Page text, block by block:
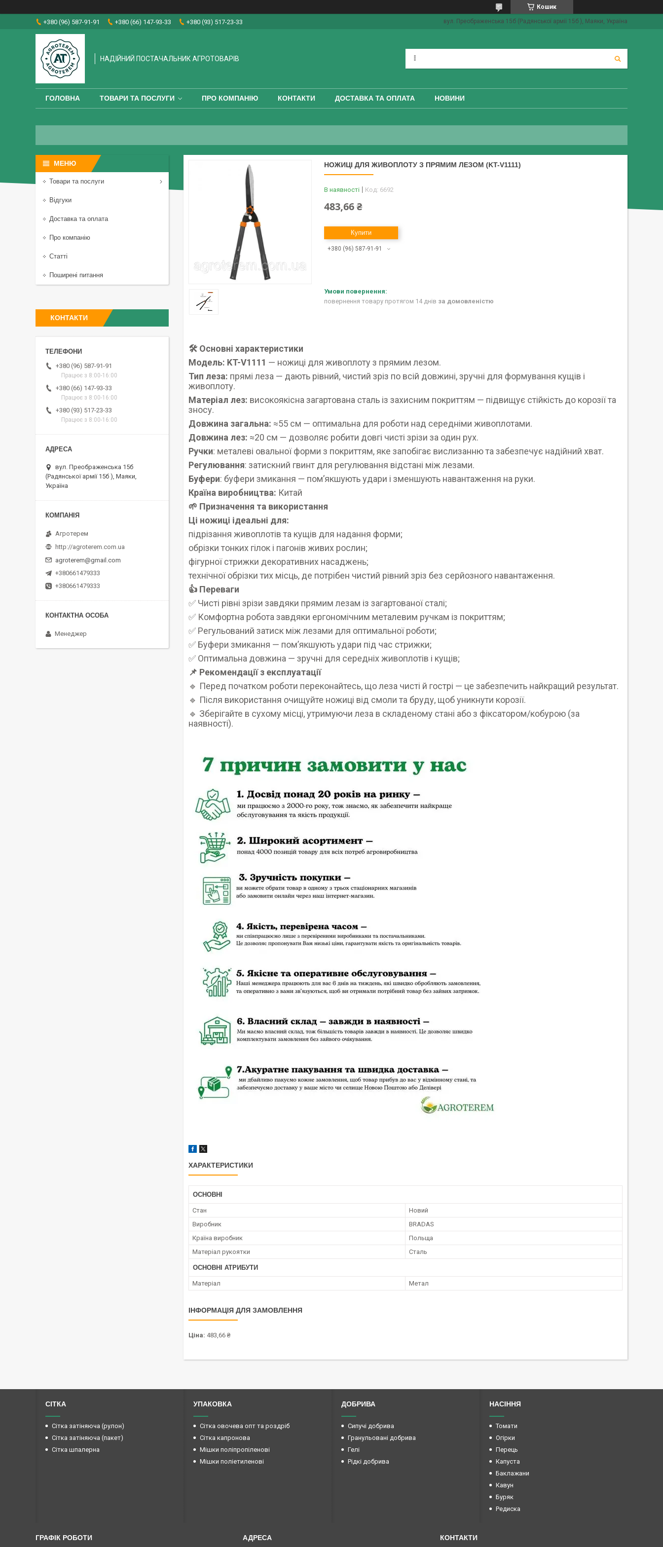
Кошик
+380 (96) 587-91-91 +380 (66) 147-93-33 +380 (93) 517-23-33 вул. Преображенська 15б (Радянської армії 15б ), Маяки, Україна
НАДІЙНИЙ ПОСТАЧАЛЬНИК АГРОТОВАРІВ
ГОЛОВНА ТОВАРИ ТА ПОСЛУГИ ПРО КОМПАНІЮ КОНТАКТИ ДОСТАВКА ТА ОПЛАТА НОВИНИ
НОЖИЦІ ДЛЯ ЖИВОПЛОТУ З ПРЯМИМ ЛЕЗОМ (KT-V1111)
В наявності Код: 6692
483,66 ₴
Купити
+380 (96) 587-91-91
повернення товару протягом 14 днів за домовленістю
🛠️ Основні характеристики
Модель: KT-V1111 — ножиці для живоплоту з прямим лезом.
Тип леза: прямі леза — дають рівний, чистий зріз по всій довжині, зручні для формування кущів і
живоплоту.
Матеріал лез: високоякісна загартована сталь із захисним покриттям — підвищує стійкість до корозії та
зносу.
Довжина загальна: ≈55 см — оптимальна для роботи над середніми живоплотами.
Довжина лез: ≈20 см — дозволяє робити довгі чисті зрізи за один рух.
Ручки: металеві овальної форми з покриттям, яке запобігає вислизанню та забезпечує надійний хват.
Регулювання: затискний гвинт для регулювання відстані між лезами.
Буфери: буфери змикання — пом’якшують удари і зменшують навантаження на руки.
Країна виробництва: Китай
🌱 Призначення та використання
Ці ножиці ідеальні для:
підрізання живоплотів та кущів для надання форми;
обрізки тонких гілок і пагонів живих рослин;
фігурної стрижки декоративних насаджень;
технічної обрізки тих місць, де потрібен чистий рівний зріз без серйозного навантаження.
👍 Переваги
✅ Чисті рівні зрізи завдяки прямим лезам із загартованої сталі;
✅ Комфортна робота завдяки ергономічним металевим ручкам із покриттям;
✅ Регульований затиск між лезами для оптимальної роботи;
✅ Буфери змикання — пом’якшують удари під час стрижки;
✅ Оптимальна довжина — зручні для середніх живоплотів і кущів;
📌 Рекомендації з експлуатації
🔹 Перед початком роботи переконайтесь, що леза чисті й гострі — це забезпечить найкращий результат.
🔹 Після використання очищуйте ножиці від смоли та бруду, щоб уникнути корозії.
🔹 Зберігайте в сухому місці, утримуючи леза в складеному стані або з фіксатором/кобурою (за
наявності).
ХАРАКТЕРИСТИКИ
ОСНОВНІ
Стан
Новий
Виробник
BRADAS
Країна виробник
Польща
Матеріал рукоятки
Сталь
ОСНОВНІ АТРИБУТИ
Матеріал Метал
ІНФОРМАЦІЯ ДЛЯ ЗАМОВЛЕННЯ
Ціна: 483,66 ₴
Товари та послуги
Відгуки
Доставка та оплата
Про компанію
Статті
Поширені питання
КОНТАКТИ
+380 (96) 587-91-91
Працює з 8:00-16:00
+380 (66) 147-93-33
Працює з 8:00-16:00
+380 (93) 517-23-33
Працює з 8:00-16:00
вул. Преображенська 15б
(Радянської армії 15б ), Маяки,
Україна
Агротерем
http://agroterem.com.ua
agroterem@gmail.com
+380661479333
+380661479333
Менеджер
СІТКА
Сітка затіняюча (рулон)
Сітка затіняюча (пакет)
Сітка шпалерна
УПАКОВКА
Сітка овочева опт та роздріб
Сітка капронова
Мішки поліпропіленові
Мішки поліетиленові
ДОБРИВА
Сипучі добрива
Гранульовані добрива
Гелі
Рідкі добрива
НАСІННЯ
Томати
Огірки
Перець
Капуста
Баклажани
Кавун
Буряк
Редиска
ГРАФІК РОБОТИ